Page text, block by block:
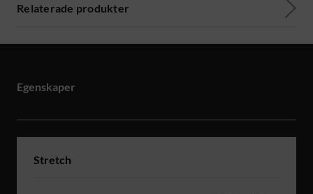
Relaterade produkter
Egenskaper
Stretch